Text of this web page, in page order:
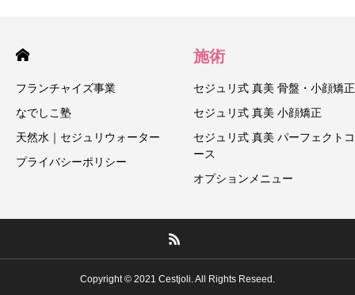
フランチャイズ事業
なでしこ塾
天然水｜セジュリウォーター
プライバシーポリシー
施術
セジュリ式 真美 骨盤・小顔矯正
セジュリ式 真美 小顔矯正
セジュリ式 真美 パーフェクトコ
ース
オプションメニュー
Copyright © 2021 Cestjoli. All Rights Reseed.